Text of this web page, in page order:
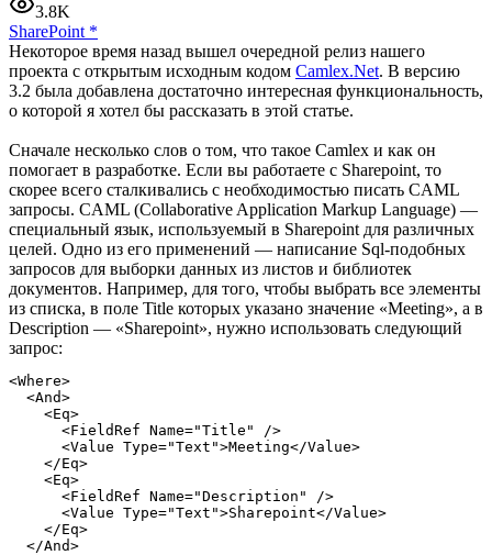
3.8K
SharePoint *
Некоторое время назад вышел очередной релиз нашего
проекта с открытым исходным кодом Camlex.Net. В версию
3.2 была добавлена достаточно интересная функциональность,
о которой я хотел бы рассказать в этой статье.
Сначале несколько слов о том, что такое Camlex и как он
помогает в разработке. Если вы работаете с Sharepoint, то
скорее всего сталкивались с необходимостью писать CAML
запросы. CAML (Collaborative Application Markup Language) —
специальный язык, используемый в Sharepoint для различных
целей. Одно из его применений — написание Sql-подобных
запросов для выборки данных из листов и библиотек
документов. Например, для того, чтобы выбрать все элементы
из списка, в поле Title которых указано значение «Meeting», а в
Description — «Sharepoint», нужно использовать следующий
запрос:
<Where>
  <And>
    <Eq>
      <FieldRef Name="Title" />
      <Value Type="Text">Meeting</Value>
    </Eq>
    <Eq>
      <FieldRef Name="Description" />
      <Value Type="Text">Sharepoint</Value>
    </Eq>
  </And>